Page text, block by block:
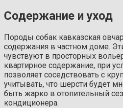
Содержание и уход
Породы собак кавказская
содержания в частном доме.
чувствуют в просторных
квартирное содержание, при
позволяет соседствовать с
учитывать, что шерсти будет
быть жарко в отопительный
кондиционера.